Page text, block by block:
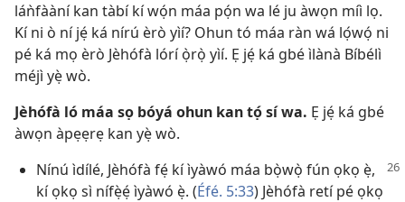
láǹfààní kan tàbí kí wọ́n máa pọ́n wa lé ju àwọn míì lọ.
Kí ni ò ní jẹ́ ká nírú èrò yìí? Ohun tó máa ràn wá lọ́wọ́ ni
pé ká mọ èrò Jèhófà lórí ọ̀rọ̀ yìí. Ẹ jẹ́ ká gbé ìlànà Bíbélì
méjì yẹ̀ wò.
Jèhófà ló máa sọ bóyá ohun kan tọ́ sí wa. Ẹ jẹ́ ká gbé
àwọn àpẹẹrẹ kan yẹ̀ wò.
Nínú ìdílé, Jèhófà fẹ́ kí ìyàwó máa bọ̀wọ̀ fún ọkọ ẹ̀,
kí ọkọ sì nífẹ̀ẹ́ ìyàwó ẹ̀. (Éfé. 5:33) Jèhófà retí pé ọkọ